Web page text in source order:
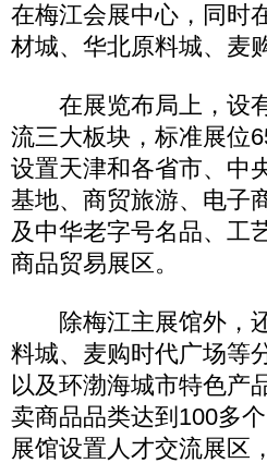
在梅江会展中心，同时
材城、华北原料城、麦
在展览布局上，设有
流三大板块，标准展位
设置天津和各省市、中
基地、商贸旅游、电子
及中华老字号名品、工
商品贸易展区。
除梅江主展馆外，还
料城、麦购时代广场等
以及环渤海城市特色产
卖商品品类达到100多
展馆设置人才交流展区